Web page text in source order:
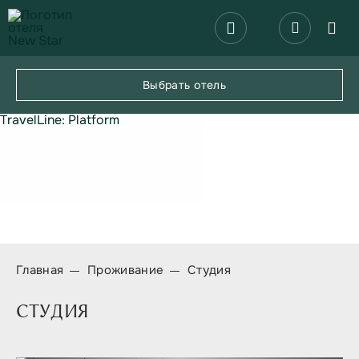
Выбрать отель
КОНФЕРЕНЦ-ЗАЛЫ
РЕСТОРАН
TravelLine: Platform
Главная Проживание Студия
СТУДИЯ